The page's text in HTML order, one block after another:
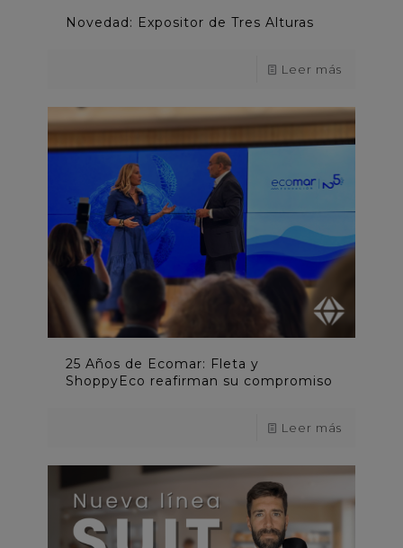
Novedad: Expositor de Tres Alturas
Leer más
25 Años de Ecomar: Fleta y
ShoppyEco reafirman su compromiso
Leer más